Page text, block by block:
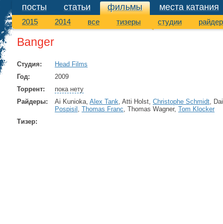
посты статьи фильмы
фильмы места катания
2015 2014 все тизеры студии
Banger
Студия:
Head Films
Год:
2009
Торрент:
пока нету
Райдеры:
Ai Kunioka, Alex Tank , Atti Holst, Christophe Schmidt ,
Pospisil
Thomas Franc , Thomas Wagner, Tom Klocker
Тизер: